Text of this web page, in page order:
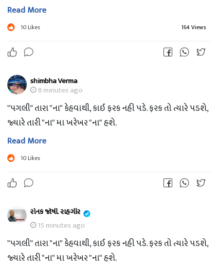
Read More
10Likes 164 Views
shimbha Verma
8 minutes ago
"પગલી" તારા "ના" કેહવાથી, કાઈ ફરક નહી પડે. ફરક તો ત્યારે પડશે,
જ્યારે તારી "ના" મા ખરેખર "ના" હશે.
Read More
10Likes
રોનક જોષી. રાહગીર
15 minutes ago
"પગલી" તારા "ના" કેહવાથી, કાઈ ફરક નહી પડે. ફરક તો ત્યારે પડશે,
જ્યારે તારી "ના" મા ખરેખર "ના" હશે.